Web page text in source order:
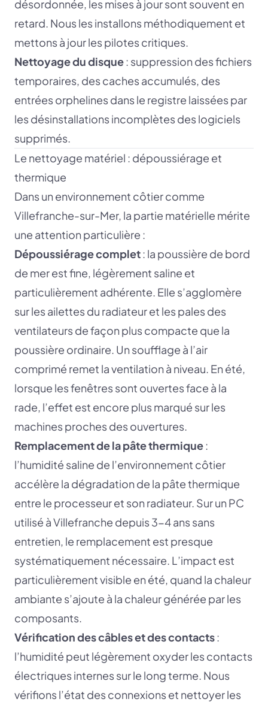
désordonnée, les mises à jour sont souvent en
retard. Nous les installons méthodiquement et
mettons à jour les pilotes critiques.
Nettoyage du disque: suppression des fichiers
temporaires, des caches accumulés, des
entrées orphelines dans le registre laissées par
les désinstallations incomplètes des logiciels
supprimés.
Le nettoyage matériel : dépoussiérage et
thermique
Dans un environnement côtier comme
Villefranche-sur-Mer, la partie matérielle mérite
une attention particulière :
Dépoussiérage complet: la poussière de bord
de mer est fine, légèrement saline et
particulièrement adhérente. Elle s’agglomère
sur les ailettes du radiateur et les pales des
ventilateurs de façon plus compacte que la
poussière ordinaire. Un soufflage à l’air
comprimé remet la ventilation à niveau. En été,
lorsque les fenêtres sont ouvertes face à la
rade, l’effet est encore plus marqué sur les
machines proches des ouvertures.
Remplacement de la pâte thermique:
l’humidité saline de l’environnement côtier
accélère la dégradation de la pâte thermique
entre le processeur et son radiateur. Sur un PC
utilisé à Villefranche depuis 3-4 ans sans
entretien, le remplacement est presque
systématiquement nécessaire. L’impact est
particulièrement visible en été, quand la chaleur
ambiante s’ajoute à la chaleur générée par les
composants.
Vérification des câbles et des contacts:
l’humidité peut légèrement oxyder les contacts
électriques internes sur le long terme. Nous
vérifions l’état des connexions et nettoyer les